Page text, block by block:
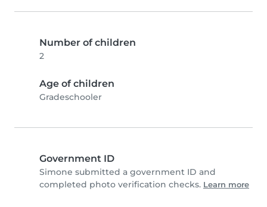
Number of children
2
Age of children
Gradeschooler
Government ID
Simone submitted a government ID and
completed photo verification checks. Learn more